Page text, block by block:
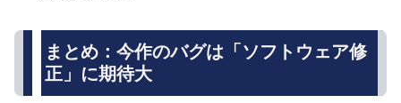
まとめ：今作のバグは「ソフトウェア修
正」に期待大